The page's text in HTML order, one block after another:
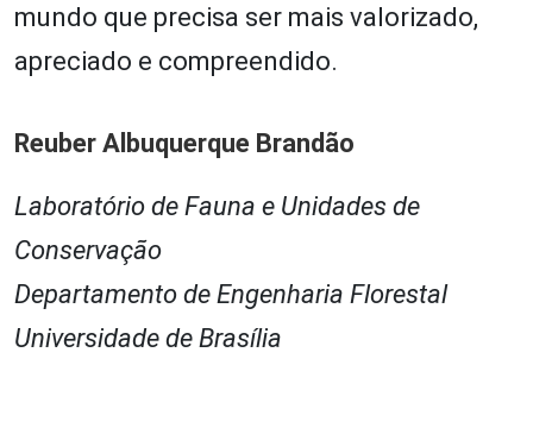
mundo que precisa ser mais valorizado,
apreciado e compreendido.
Reuber Albuquerque Brandão
Laboratório de Fauna e Unidades de
Conservação
Departamento de Engenharia Florestal
Universidade de Brasília